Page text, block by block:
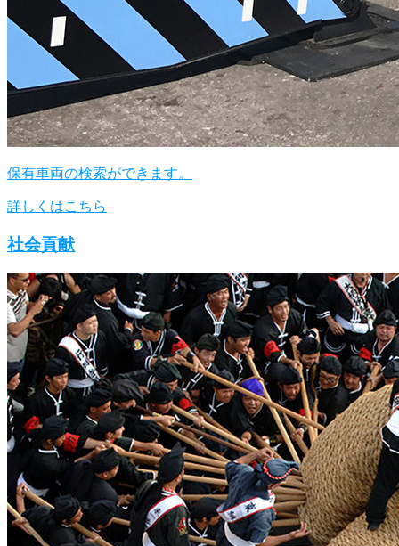
保有車両の検索ができます。
詳しくはこちら
社会貢献